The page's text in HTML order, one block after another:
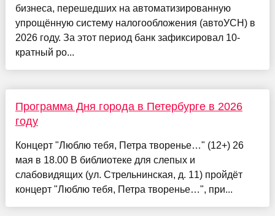
бизнеса, перешедших на автоматизированную
упрощённую систему налогообложения (автоУСН) в
2026 году. За этот период банк зафиксировал 10-
кратный ро...
Программа Дня города в Петербурге в 2026
году
Концерт "Люблю тебя, Петра творенье…" (12+) 26
мая в 18.00 В библиотеке для слепых и
слабовидящих (ул. Стрельнинская, д. 11) пройдёт
концерт "Люблю тебя, Петра творенье…", при...